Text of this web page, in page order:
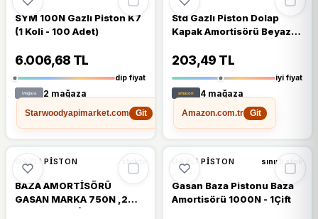
SYM 100N Gazlı Piston K7
(1 Koli - 100 Adet)
6.006,68 TL
dip fiyat
2 mağaza
Starwoodyapimarket.com
Git
Std Gazlı Piston Dolap
Kapak Amortisörü Beyaz
203,49 TL
iyi fiyat
4 mağaza
Amazon.com.tr
Git
%10
GAZLI PISTON stokta
BAZA AMORTİSÖRÜ
GASAN MARKA 750N ,2
ADET BAZA PİSTONU
%9
GAZLI PISTON sınırlı stok
Gasan Baza Pistonu Baza
Amortisörü 1000N - 1Çift